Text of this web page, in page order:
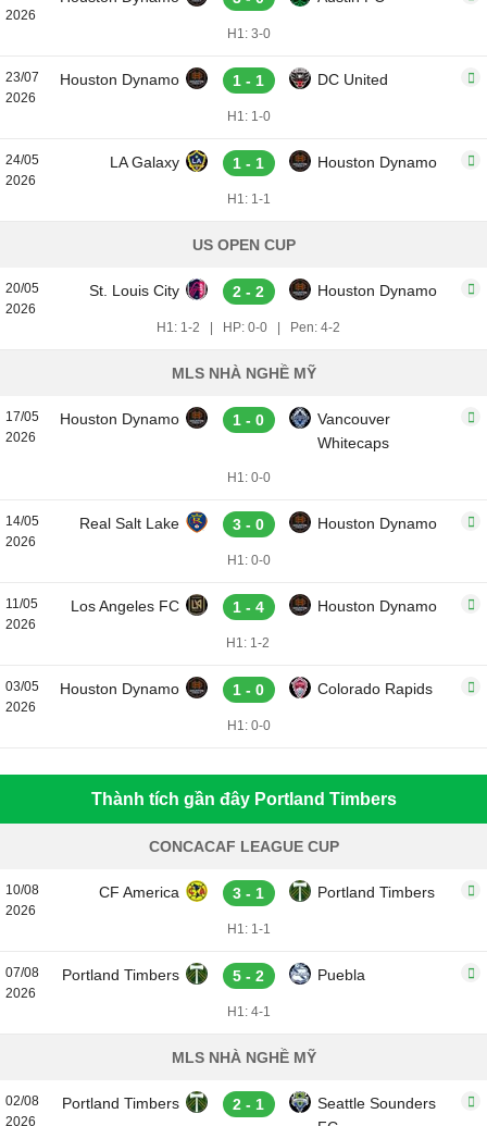
2026
H1: 3-0
23/07
2026
Houston Dynamo 1 - 1 DC United
H1: 1-0
24/05
2026
LA Galaxy 1 - 1 Houston Dynamo
H1: 1-1
US OPEN CUP
20/05
2026
St. Louis City 2 - 2 Houston Dynamo
H1: 1-2 HP: 0-0 Pen: 4-2
MLS NHÀ NGHỀ MỸ
17/05
2026
Houston Dynamo 1 - 0
Vancouver
Whitecaps
H1: 0-0
14/05
2026
Real Salt Lake 3 - 0 Houston Dynamo
H1: 0-0
11/05
2026
Los Angeles FC 1 - 4 Houston Dynamo
H1: 1-2
03/05
2026
Houston Dynamo 1 - 0 Colorado Rapids
H1: 0-0
Thành tích gần đây Portland Timbers
CONCACAF LEAGUE CUP
10/08
2026
CF America 3 - 1 Portland Timbers
H1: 1-1
07/08
2026
Portland Timbers 5 - 2 Puebla
H1: 4-1
MLS NHÀ NGHỀ MỸ
02/08
2026
Portland Timbers 2 - 1
Seattle Sounders